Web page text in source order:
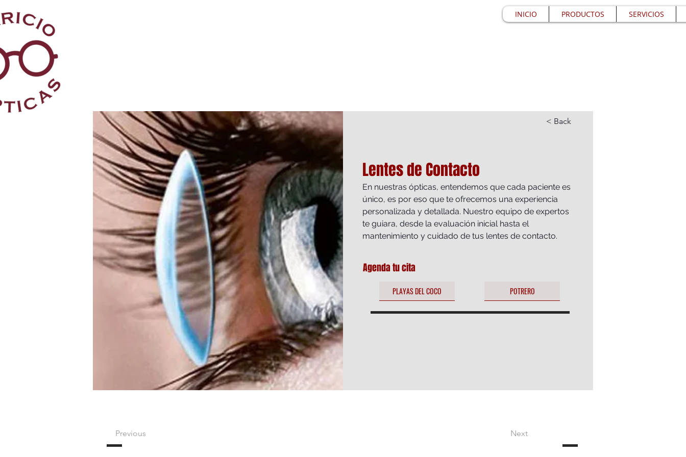
INICIO PRODUCTOS SERVICIOS
< Back
Lentes de Contacto
En nuestras ópticas, entendemos que cada paciente es
único, es por eso que te ofrecemos una experiencia
personalizada y detallada. Nuestro equipo de expertos
te guiara, desde la evaluación inicial hasta el
mantenimiento y cuidado de tus lentes de contacto.
Agenda tu cita
PLAYAS DEL COCO POTRERO
Previous Next